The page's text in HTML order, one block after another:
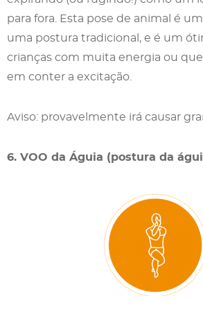
para fora. Esta pose de animal é
uma postura tradicional, e é um
crianças com muita energia ou
em conter a excitação.
Aviso: provavelmente irá causar
6. VOO da Águia (postura da